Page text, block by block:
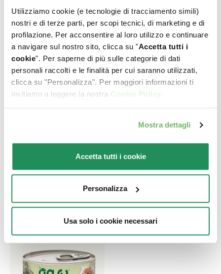
Utilizziamo cookie (e tecnologie di tracciamento simili)
nostri e di terze parti, per scopi tecnici, di marketing e di
profilazione. Per acconsentire al loro utilizzo e continuare
a navigare sul nostro sito, clicca su "Accetta tutti i
cookie". Per saperne di più sulle categorie di dati
personali raccolti e le finalità per cui saranno utilizzati,
clicca su "Personalizza". Per maggiori informazioni ti
invitiamo a leggere la nostra Cookie Policy.
Mostra dettagli
Accetta tutti i cookie
Personalizza
Usa solo i cookie necessari
GRAIN FREE
FORMULA • Adult
Medium/Large
Pesce
Prodotto senza cereali
ONE ANIMAL
PROTEIN • Adult
Small/Mini Salmone
Alimento completo per
cani adulti di taglia
piccola di un anno o più